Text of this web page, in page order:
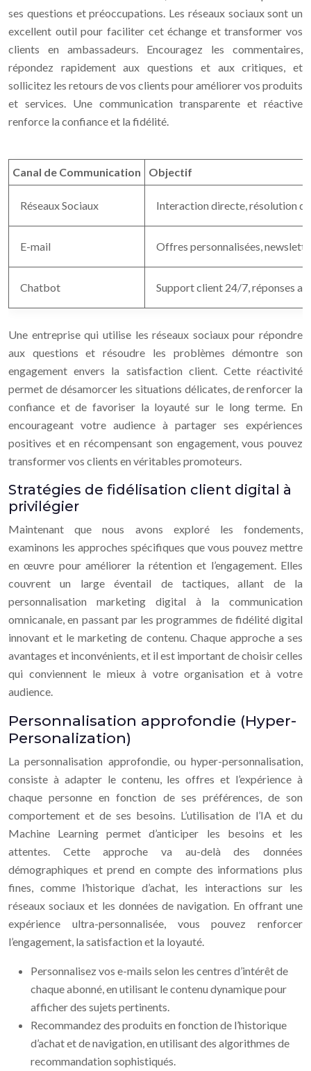
ses questions et préoccupations. Les réseaux sociaux sont un
excellent outil pour faciliter cet échange et transformer vos
clients en ambassadeurs. Encouragez les commentaires,
répondez rapidement aux questions et aux critiques, et
sollicitez les retours de vos clients pour améliorer vos produits
et services. Une communication transparente et réactive
renforce la confiance et la fidélité.
Canal de Communication Objectif
Réseaux Sociaux Interaction directe, résolution
E-mail Offres personnalisées,
Chatbot Support client 24/7, réponses
Une entreprise qui utilise les réseaux sociaux pour répondre
aux questions et résoudre les problèmes démontre son
engagement envers la satisfaction client. Cette réactivité
permet de désamorcer les situations délicates, de renforcer la
confiance et de favoriser la loyauté sur le long terme. En
encourageant votre audience à partager ses expériences
positives et en récompensant son engagement, vous pouvez
transformer vos clients en véritables promoteurs.
Stratégies de fidélisation client digital à
privilégier
Maintenant que nous avons exploré les fondements,
examinons les approches spécifiques que vous pouvez mettre
en œuvre pour améliorer la rétention et l’engagement. Elles
couvrent un large éventail de tactiques, allant de la
personnalisation marketing digital à la communication
omnicanale, en passant par les programmes de fidélité digital
innovant et le marketing de contenu. Chaque approche a ses
avantages et inconvénients, et il est important de choisir celles
qui conviennent le mieux à votre organisation et à votre
audience.
Personnalisation approfondie (Hyper-
Personalization)
La personnalisation approfondie, ou hyper-personnalisation,
consiste à adapter le contenu, les offres et l’expérience à
chaque personne en fonction de ses préférences, de son
comportement et de ses besoins. L’utilisation de l’IA et du
Machine Learning permet d’anticiper les besoins et les
attentes. Cette approche va au-delà des données
démographiques et prend en compte des informations plus
fines, comme l’historique d’achat, les interactions sur les
réseaux sociaux et les données de navigation. En offrant une
expérience ultra-personnalisée, vous pouvez renforcer
l’engagement, la satisfaction et la loyauté.
Personnalisez vos e-mails selon les centres d’intérêt de
chaque abonné, en utilisant le contenu dynamique pour
afficher des sujets pertinents.
Recommandez des produits en fonction de l’historique
d’achat et de navigation, en utilisant des algorithmes de
recommandation sophistiqués.